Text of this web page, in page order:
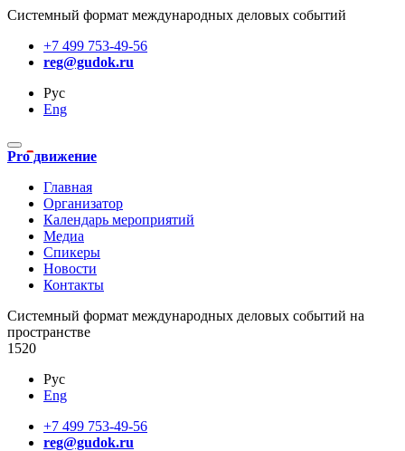
Системный формат международных деловых событий
+7 499 753-49-56
reg@gudok.ru
Рус
Eng
Pro движение
Главная
Организатор
Календарь мероприятий
Медиа
Спикеры
Новости
Контакты
Cистемный формат международных деловых событий на
пространстве
1520
Рус
Eng
+7 499 753-49-56
reg@gudok.ru